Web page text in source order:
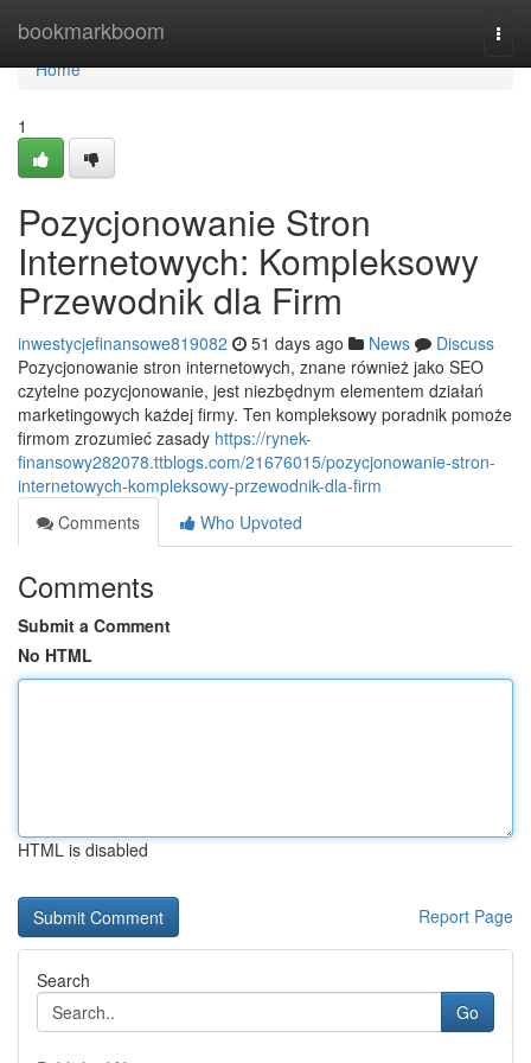
bookmarkboom
Home
Home
1
Pozycjonowanie Stron
Internetowych: Kompleksowy
Przewodnik dla Firm
inwestycjefinansowe819082 51 days ago News
Discuss
Pozycjonowanie stron internetowych, znane również jako SEO
czytelne pozycjonowanie, jest niezbędnym elementem działań
marketingowych każdej firmy. Ten kompleksowy poradnik pomoże
firmom zrozumieć zasady https://rynek-
finansowy282078.ttblogs.com/21676015/pozycjonowanie-stron-
internetowych-kompleksowy-przewodnik-dla-firm
Comments
Who Upvoted
Comments
Submit a Comment
No HTML
HTML is disabled
Report Page
Search
Go